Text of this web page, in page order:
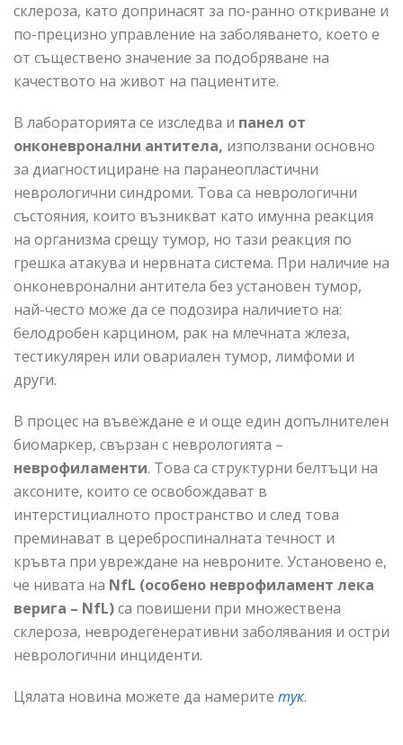
склероза, като допринасят за по-ранно откриване и
по-прецизно управление на заболяването, което е
от съществено значение за подобряване на
качеството на живот на пациентите.
В лабораторията се изследва и панел от
онконевронални антитела, използвани основно
за диагностициране на паранеопластични
неврологични синдроми. Това са неврологични
състояния, които възникват като имунна реакция
на организма срещу тумор, но тази реакция по
грешка атакува и нервната система. При наличие на
онконевронални антитела без установен тумор,
най-често може да се подозира наличието на:
белодробен карцином, рак на млечната жлеза,
тестикулярен или овариален тумор, лимфоми и
други.
В процес на въвеждане е и още един допълнителен
биомаркер, свързан с неврологията –
неврофиламенти. Това са структурни белтъци на
аксоните, които се освобождават в
интерстициалното пространство и след това
преминават в цереброспиналната течност и
кръвта при увреждане на невроните. Установено е,
че нивата на NfL (особено неврофиламент лека
верига – NfL)са повишени при множествена
склероза, невродегенеративни заболявания и остри
неврологични инциденти.
Цялата новина можете да намерите тук.